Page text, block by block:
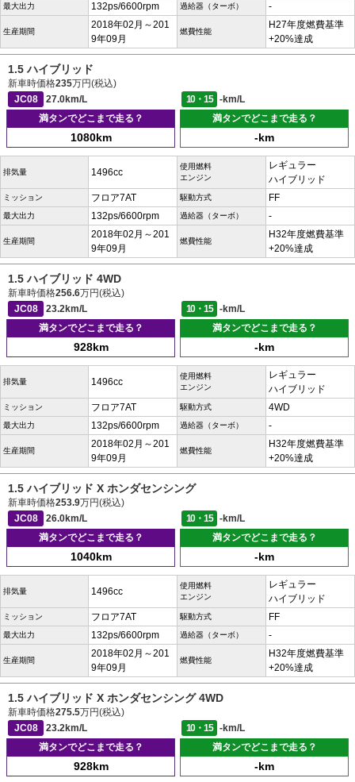
最大出力 132ps/6600rpm 過給器（ターボ） -
生産期間
2018年02月～201
9年09月
燃費性能
H27年度燃費基準
+20%達成
1.5 ハイブリッド
新車時価格235万円(税込)
JC08
27.0km/L 10・15
-km/L
満タンでどこまで走る？
1080km
満タンでどこまで走る？
-km
排気量 1496cc
使用燃料
エンジン
レギュラー
ハイブリッド
ミッション フロア7AT 駆動方式 FF
最大出力 132ps/6600rpm 過給器（ターボ） -
生産期間
2018年02月～201
9年09月
燃費性能
H32年度燃費基準
+20%達成
1.5 ハイブリッド 4WD
新車時価格256.6万円(税込)
JC08
23.2km/L 10・15
-km/L
満タンでどこまで走る？
928km
満タンでどこまで走る？
-km
排気量 1496cc
使用燃料
エンジン
レギュラー
ハイブリッド
ミッション フロア7AT 駆動方式 4WD
最大出力 132ps/6600rpm 過給器（ターボ） -
生産期間
2018年02月～201
9年09月
燃費性能
H32年度燃費基準
+20%達成
1.5 ハイブリッド X ホンダセンシング
新車時価格253.9万円(税込)
JC08
26.0km/L 10・15
-km/L
満タンでどこまで走る？
1040km
満タンでどこまで走る？
-km
排気量 1496cc
使用燃料
エンジン
レギュラー
ハイブリッド
ミッション フロア7AT 駆動方式 FF
最大出力 132ps/6600rpm 過給器（ターボ） -
生産期間
2018年02月～201
9年09月
燃費性能
H32年度燃費基準
+20%達成
1.5 ハイブリッド X ホンダセンシング 4WD
新車時価格275.5万円(税込)
JC08
23.2km/L 10・15
-km/L
満タンでどこまで走る？
928km
満タンでどこまで走る？
-km